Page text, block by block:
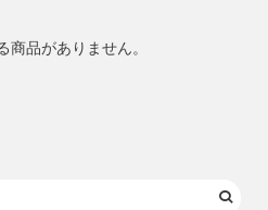
商品がありません。